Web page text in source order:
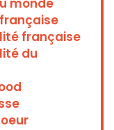
française
du